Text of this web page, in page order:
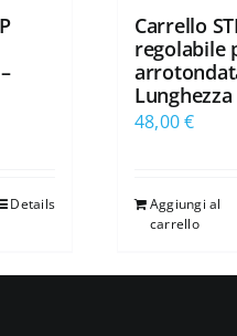
Details
Carrello
regolabile
48,00€
Aggiungi al
carrello